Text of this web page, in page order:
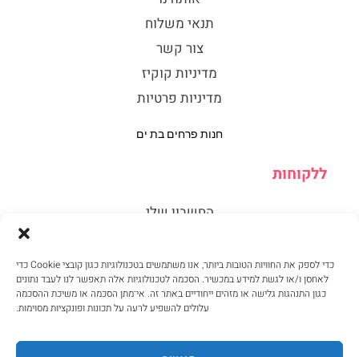
כדי לספק את החוויות הטובות ביותר, אנו משתמשים בטכנולוגיות כגון קובצי Cookie כדי
לאחסן ו/או לגשת למידע במכשיר. הסכמה לטכנולוגיות אלה תאפשר לנו לעבד נתונים
כגון התנהגות גלישה או מזהים ייחודיים באתר זה. אי־מתן הסכמה או משיכת ההסכמה
עלולים להשפיע לרעה על תכונות ופונקציות מסוימות.
תנאי משלוח
צור קשר
מדיניות קוקיז
מדיניות פרטיות
חנות פרחים בת ים
ללקוחות
החשבון שלי
תנאים והגבלות
סודיות
2014-2026 @פרחי קאמליה